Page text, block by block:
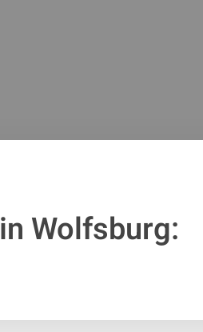
in Wolfsburg: